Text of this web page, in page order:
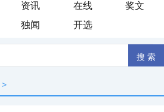
资讯 在线
奖文
独闻 开选
>